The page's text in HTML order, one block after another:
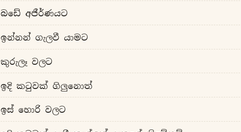
බඩේ අජීර්ණයට
ඉන්නන් ගැලවී යාමට
කුරුලෑ වලට
ඉදි කටුවක් ගිලුනොත්
ඉස් හොරි වලට